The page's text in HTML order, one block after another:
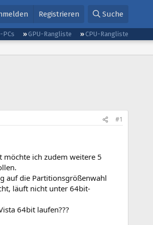
Registrieren Suche
PCs GPU-Rangliste
CPU-Rangliste
#1
möchte ich zudem weitere 5
auf die Partitionsgrößenwahl
läuft nicht unter 64bit-
64bit laufen???